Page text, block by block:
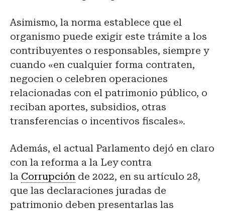
Asimismo, la norma establece que el
organismo puede exigir este trámite a los
contribuyentes o responsables, siempre y
cuando «en cualquier forma contraten,
negocien o celebren operaciones
relacionadas con el patrimonio público, o
reciban aportes, subsidios, otras
transferencias o incentivos fiscales».
Además, el actual Parlamento dejó en claro
con la reforma a la Ley contra
la Corrupción de 2022, en su artículo 28,
que las declaraciones juradas de
patrimonio deben presentarlas las